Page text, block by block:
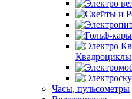
Квадроциклы
Часы, пульсометры